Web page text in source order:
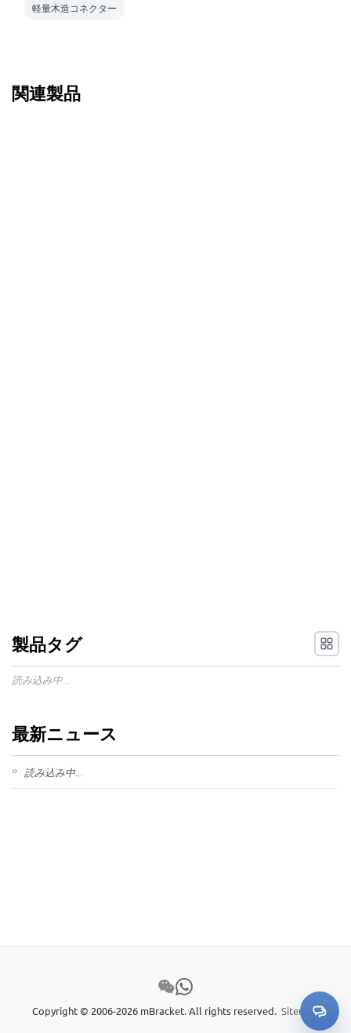
軽量木造コネクター
関連製品
製品タグ
読み込み中...
最新ニュース
読み込み中...
Copyright © 2006-2026 mBracket. All rights reserved. Sitemap